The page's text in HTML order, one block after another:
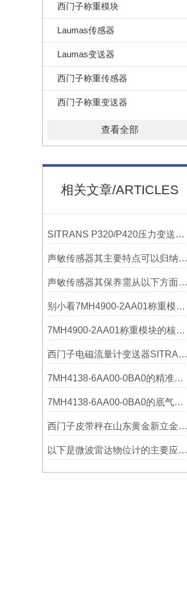
西门子称重模块
Laumas传感器
Laumas变送器
西门子称重传感器
西门子称重变送器
查看全部
相关文章/ARTICLES
SITRANS P320/P420压力变送器概述
声敏传感器其主要特点可以归纳为以下几个核心维度
声敏传感器其保养需从以下方面入手
别小看7MH4900-2AA01称重模块！这些你日常接触的领域，早已离不开它
7MH4900-2AA01称重模块的核心亮点，藏着让效率翻倍的“关键密码”
西门子电磁流量计变送器SITRANS FMT020的功能
7MH4138-6AA00-0BA0的精准从何而来？关键组成部分，藏着答案！
7MH4138-6AA00-0BA0的底气：这些核心功能，让精准称重不再是难题
西门子皮带秤在山东黄金新立金矿的成功应用
以下是微波雷达物位计的主要应用领域及具体场景分析